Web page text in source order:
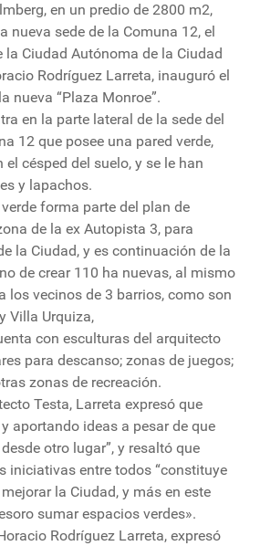
en un predio de 2800 m2,
nueva sede de la Comuna 12, el
la Ciudad Autónoma de la Ciudad
Rodríguez Larreta, inauguró el
nueva “Plaza Monroe”.
en la parte lateral de la sede del
12 que posee una pared verde,
césped del suelo, y se le han
y lapachos.
forma parte del plan de
de la ex Autopista 3, para
la Ciudad, y es continuación de la
de crear 110 ha nuevas, al mismo
los vecinos de 3 barrios, como son
Villa Urquiza,
con esculturas del arquitecto
para descanso; zonas de juegos;
zonas de recreación.
Testa, Larreta expresó que
aportando ideas a pesar de que
otro lugar”, y resaltó que
iniciativas entre todos “constituye
la Ciudad, y más en este
sumar espacios verdes».
Rodríguez Larreta, expresó